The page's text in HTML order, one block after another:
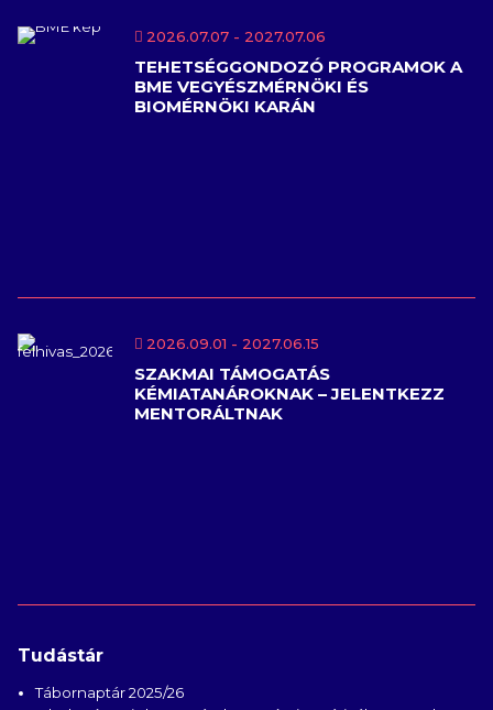
2026.07.07 - 2027.07.06
TEHETSÉGGONDOZÓ PROGRAMOK A
BME VEGYÉSZMÉRNÖKI ÉS
BIOMÉRNÖKI KARÁN
2026.09.01 - 2027.06.15
SZAKMAI TÁMOGATÁS
KÉMIATANÁROKNAK – JELENTKEZZ
MENTORÁLTNAK
Tudástár
Tábornaptár 2025/26